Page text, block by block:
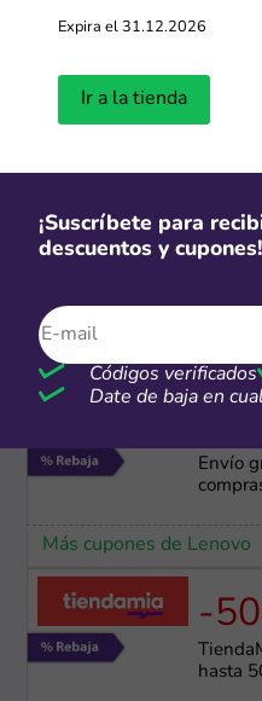
Envío
Más cupones de Hiraoka
Envío
Más cupones de Lenovo
-
hasta
Expira el 31.12.2026
Ir a la tienda
¡Suscríbete para
descuentos y cupones!
Códigos verificados
Date de baja en